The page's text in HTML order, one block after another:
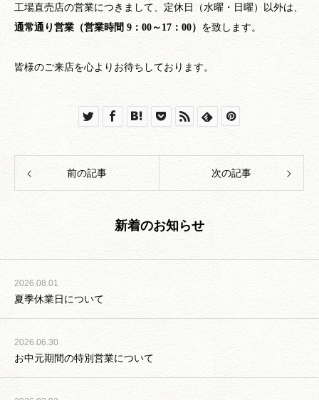
工場直売店の営業につきまして、定休日（水曜・日曜）以外は、
通常通り営業（営業時間 9：00～17：00） を致します。
皆様のご来店を心よりお待ちしております。
前の記事 次の記事
新着のお知らせ
2026.08.01
夏季休業日について
2026.06.30
お中元期間の特別営業について